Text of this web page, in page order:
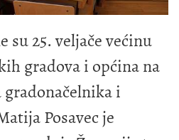
su 25. veljače većinu
gradova i općina na
i
Posavec je